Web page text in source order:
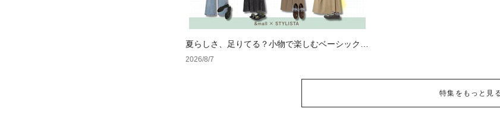
夏らしさ、足りてる？小物で楽しむベーシックコ
ーデ4選
2026/8/7
特集をもっと見